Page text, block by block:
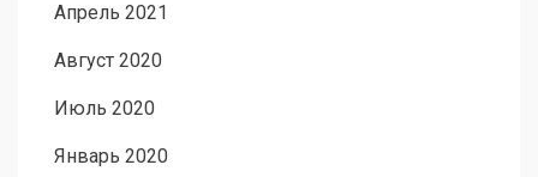
Апрель 2021
Август 2020
Июль 2020
Январь 2020